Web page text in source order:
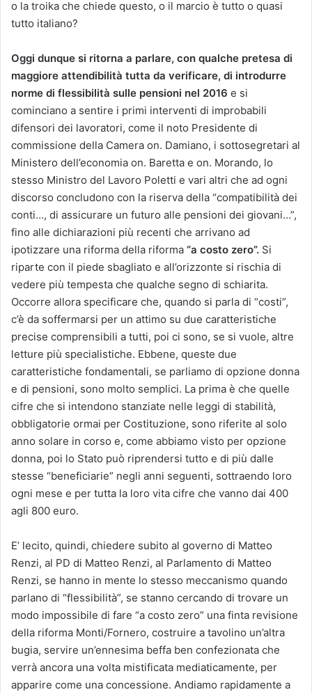
o la troika che chiede questo, o il marcio è tutto o quasi
tutto italiano?
Oggi dunque si ritorna a parlare, con qualche pretesa di
maggiore attendibilità tutta da verificare, di introdurre
norme di flessibilità sulle pensioni nel 2016 e si
cominciano a sentire i primi interventi di improbabili
difensori dei lavoratori, come il noto Presidente di
commissione della Camera on. Damiano, i sottosegretari al
Ministero dell’economia on. Baretta e on. Morando, lo
stesso Ministro del Lavoro Poletti e vari altri che ad ogni
discorso concludono con la riserva della “compatibilità dei
conti…, di assicurare un futuro alle pensioni dei giovani…”,
fino alle dichiarazioni più recenti che arrivano ad
ipotizzare una riforma della riforma “a costo zero”. Si
riparte con il piede sbagliato e all’orizzonte si rischia di
vedere più tempesta che qualche segno di schiarita.
Occorre allora specificare che, quando si parla di “costi”,
c’è da soffermarsi per un attimo su due caratteristiche
precise comprensibili a tutti, poi ci sono, se si vuole, altre
letture più specialistiche. Ebbene, queste due
caratteristiche fondamentali, se parliamo di opzione donna
e di pensioni, sono molto semplici. La prima è che quelle
cifre che si intendono stanziate nelle leggi di stabilità,
obbligatorie ormai per Costituzione, sono riferite al solo
anno solare in corso e, come abbiamo visto per opzione
donna, poi lo Stato può riprendersi tutto e di più dalle
stesse “beneficiarie” negli anni seguenti, sottraendo loro
ogni mese e per tutta la loro vita cifre che vanno dai 400
agli 800 euro.
E’ lecito, quindi, chiedere subito al governo di Matteo
Renzi, al PD di Matteo Renzi, al Parlamento di Matteo
Renzi, se hanno in mente lo stesso meccanismo quando
parlano di “flessibilità”, se stanno cercando di trovare un
modo impossibile di fare “a costo zero” una finta revisione
della riforma Monti/Fornero, costruire a tavolino un’altra
bugia, servire un’ennesima beffa ben confezionata che
verrà ancora una volta mistificata mediaticamente, per
apparire come una concessione. Andiamo rapidamente a